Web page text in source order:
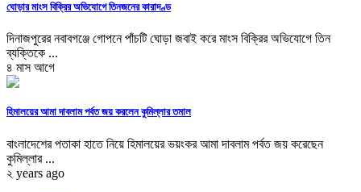
ঘোড়ার মাংস বিক্রির অভিযোগে তিনজনের কারাদণ্ড
দিনাজপুরের নবাবগঞ্জে গোপনে পাঁচটি ঘোড়া জবাই করে মাংস বিক্রির অভিযোগে তিন
ব্যক্তিকে ...
৪ মাস আগে
হিমালয়ের আমা দাবলাম পর্বত জয় করলেন কুমিল্লার তমাল
বাংলাদেশের পতাকা হাতে নিয়ে হিমালয়ের ভয়ংকর আমা দাবলাম পর্বত জয় করেছেন
কুমিল্লার ...
২ years ago